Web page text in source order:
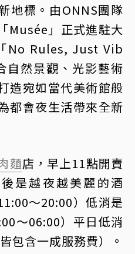
地標。由ONNS團隊
Musée」正式進駐大
No Rules, Just Vib
自然景觀、光影藝術
造宛如當代美術館般
都會夜生活帶來全新
麵店，早上11點開賣
是越夜越美麗的酒
～20:00）低消是
～06:00）平日低消
包含一成服務費）。